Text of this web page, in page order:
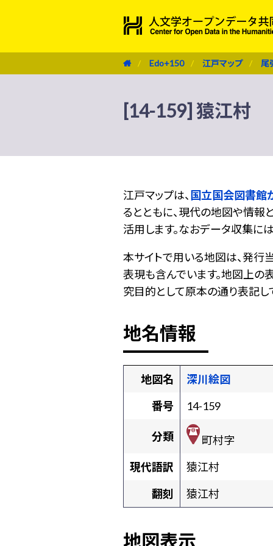
Edo+150 江戸マップ 尾
[14-159] 猿江村
江戸マップは、 国立国会図書館
るとともに、現代の地図や情報
活用します。なおデータ収集に
本サイトで用いる地図は、発行
表現も含んでいます。地図上の
究目的として原本の通り表記し
地名情報
地図名
深川絵図
番号
14-159
分類
町村字
現代語訳
猿江村
翻刻
猿江村
地図表示